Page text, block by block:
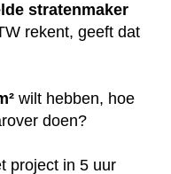
stratenmaker
rekent, geeft dat
wilt hebben, hoe
doen?
project in 5 uur